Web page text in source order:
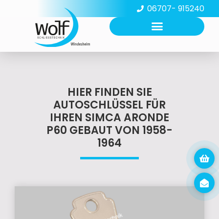
06707- 915240
HIER FINDEN SIE
AUTOSCHLÜSSEL FÜR
IHREN SIMCA ARONDE
P60 GEBAUT VON 1958-
1964